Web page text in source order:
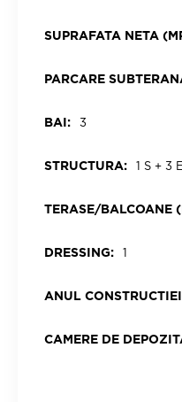
SUPRAFATA NETA
PARCARE
BAI: 3
STRUCTURA: 1 S + 3
TERASE/BALCOANE
DRESSING: 1
ANUL
CAMERE DE